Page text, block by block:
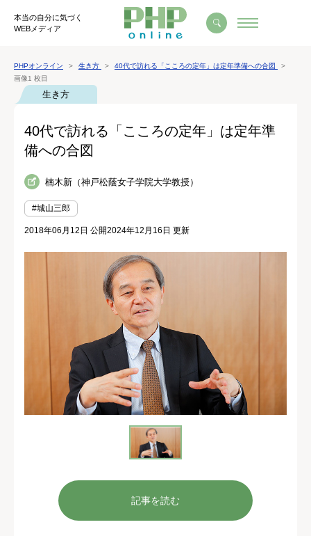
本当の自分に気づく
WEBメディア
PHPオンライン 生き方
40代で訪れる「こころの定年」は定年準備への合図
画像1 枚目
生き方
40代で訪れる「こころの定年」は定年準
備への合図
楠木新（神戸松蔭女子学院大学教授）
#城山三郎
2018年06月12日 公開2024年12月16日 更新
記事を読む